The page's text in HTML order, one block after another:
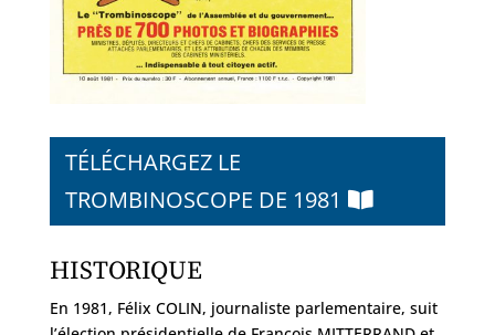
TÉLÉCHARGEZ LE
TROMBINOSCOPE DE 1981
HISTORIQUE
En 1981, Félix COLIN, journaliste parlementaire, suit